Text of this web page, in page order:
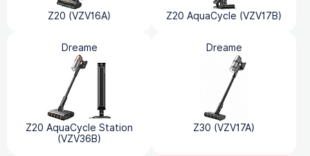
Z20 (VZV16A) Z20 AquaCycle (VZV17B)
Dreame
Z20 AquaCycle Station
(VZV36B)
Dreame
Z30 (VZV17A)